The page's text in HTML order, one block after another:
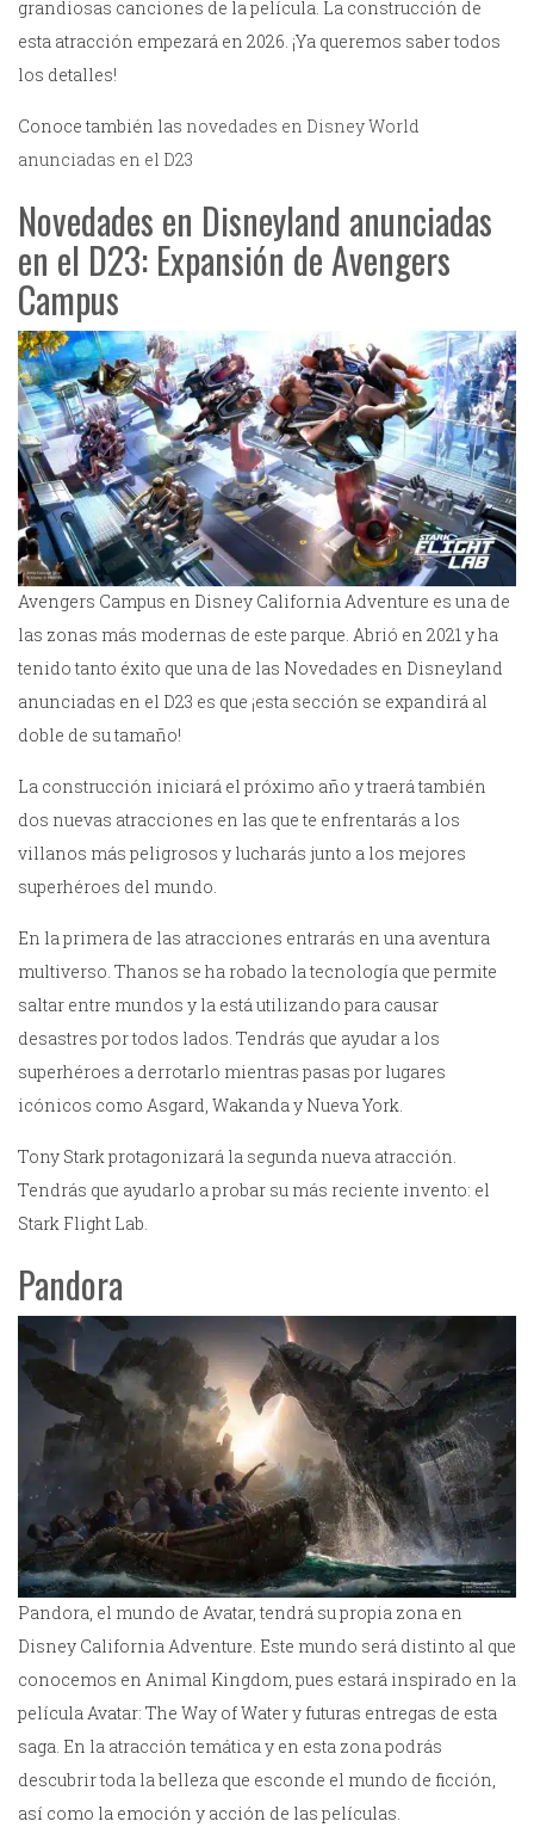
grandiosas canciones de la película. La construcción de
esta atracción empezará en 2026. ¡Ya queremos saber todos
los detalles!
Conoce también las novedades en Disney World
anunciadas en el D23
Novedades en Disneyland anunciadas
en el D23: Expansión de Avengers
Campus
Avengers Campus en Disney California Adventure es una de
las zonas más modernas de este parque. Abrió en 2021 y ha
tenido tanto éxito que una de las Novedades en Disneyland
anunciadas en el D23 es que ¡esta sección se expandirá al
doble de su tamaño!
La construcción iniciará el próximo año y traerá también
dos nuevas atracciones en las que te enfrentarás a los
villanos más peligrosos y lucharás junto a los mejores
superhéroes del mundo.
En la primera de las atracciones entrarás en una aventura
multiverso. Thanos se ha robado la tecnología que permite
saltar entre mundos y la está utilizando para causar
desastres por todos lados. Tendrás que ayudar a los
superhéroes a derrotarlo mientras pasas por lugares
icónicos como Asgard, Wakanda y Nueva York.
Tony Stark protagonizará la segunda nueva atracción.
Tendrás que ayudarlo a probar su más reciente invento: el
Stark Flight Lab.
Pandora
Pandora, el mundo de Avatar, tendrá su propia zona en
Disney California Adventure. Este mundo será distinto al que
conocemos en Animal Kingdom, pues estará inspirado en la
película Avatar: The Way of Water y futuras entregas de esta
saga. En la atracción temática y en esta zona podrás
descubrir toda la belleza que esconde el mundo de ficción,
así como la emoción y acción de las películas.